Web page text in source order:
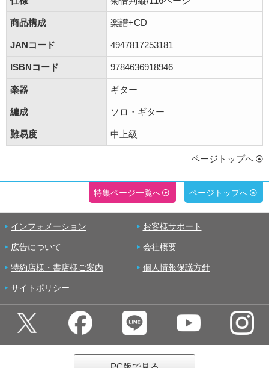
商品構成 楽譜+CD
JANコード 4947817253181
ISBNコード 9784636918946
楽器 ギター
編成 ソロ・ギター
難易度 中上級
ページトップへ
特集ページ一覧へ ページトップへ
インフォメーション お客様サポート
広告について 会社概要
特約店様・書店様ご案内 個人情報保護方針
サイトポリシー